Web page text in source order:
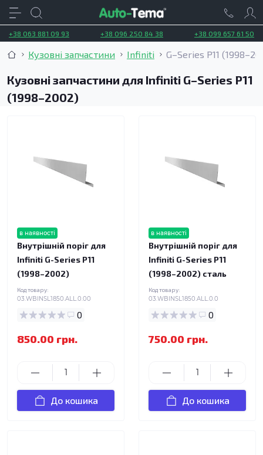
+38 063 881 09 93 +38 096 250 84 38 +38 099 657 61 50
Кузовні запчастини Infiniti G–Series P11
Кузовні запчастини для Infiniti G–Series P11
(1998–2002)
в наявності
Внутрішній поріг для
Infiniti G-Series P11
(1998–2002)
Код товару:
03.WBINSL1850.ALL.0.00
0
850.00 грн.
До кошика
в наявності
Внутрішній поріг для
Infiniti G-Series P11
(1998–2002) сталь
Код товару:
03.WBINSL1850.ALL.0.0
0
750.00 грн.
До кошика